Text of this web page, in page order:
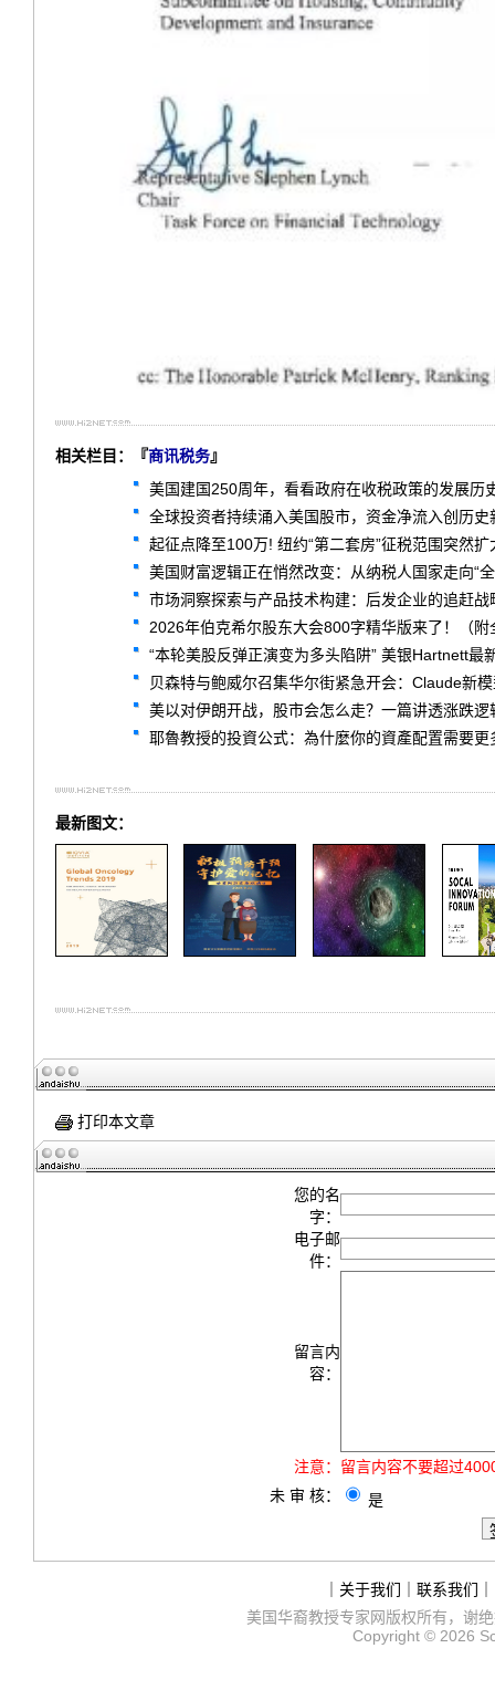
相关栏目：『商讯税务』
美国建国250周年，看看政府在收税政策的发展历
全球投资者持续涌入美国股市，资金净流入创历史
起征点降至100万! 纽约“第二套房”征税范围突然
美国财富逻辑正在悄然改变：从纳税人国家走向“
市场洞察探索与产品技术构建：后发企业的追赶战
2026年伯克希尔股东大会800字精华版来了！（附
“本轮美股反弹正演变为多头陷阱” 美银Hartnett最
贝森特与鲍威尔召集华尔街紧急开会：Claude新
美以对伊朗开战，股市会怎么走？一篇讲透涨跌逻
耶魯教授的投資公式：為什麼你的資產配置需要更
最新图文：
打印本文章
您的名
字：
电子邮
件：
留言内
容：
注意： 留言内容不要超过
未 审 核：
是
关于我们 联系我们
美国华裔教授专家网版权所有，谢
Copyright © 2026